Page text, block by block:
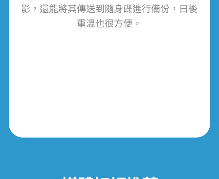
影，還能將其傳送到隨身碟進行備份，日後
重溫也很方便。